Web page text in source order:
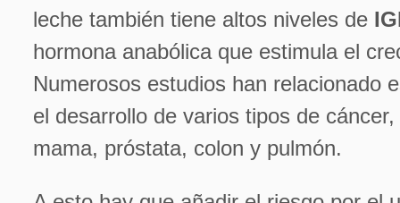
leche también tiene altos niveles de
hormona anabólica que estimula el
Numerosos estudios han relacionado
el desarrollo de varios tipos de
mama, próstata, colon y pulmón.